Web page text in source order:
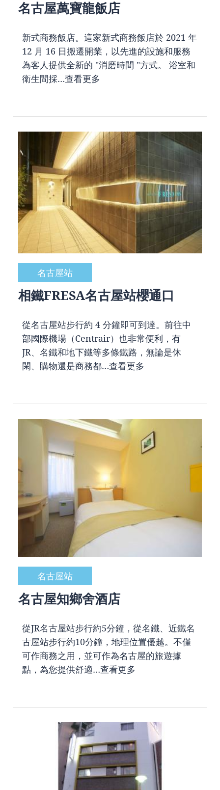
名古屋萬寶龍飯店
新式商務飯店。這家新式商務飯店於 2021 年
12 月 16 日搬遷開業，以先進的設施和服務
為客人提供全新的 "消磨時間 "方式。 浴室和
衛生間採…查看更多
名古屋站
相鐵FRESA名古屋站櫻通口
從名古屋站步行約 4 分鐘即可到達。前往中
部國際機場（Centrair）也非常便利，有
JR、名鐵和地下鐵等多條鐵路，無論是休
閑、購物還是商務都…查看更多
名古屋站
名古屋知鄉舍酒店
從JR名古屋站步行約5分鐘，從名鐵、近鐵名
古屋站步行約10分鐘，地理位置優越。不僅
可作商務之用，並可作為名古屋的旅遊據
點，為您提供舒適…查看更多